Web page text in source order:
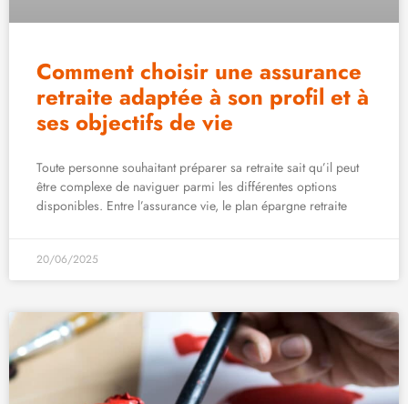
Comment choisir une assurance
retraite adaptée à son profil et à
ses objectifs de vie
Toute personne souhaitant préparer sa retraite sait qu’il peut
être complexe de naviguer parmi les différentes options
disponibles. Entre l’assurance vie, le plan épargne retraite
20/06/2025